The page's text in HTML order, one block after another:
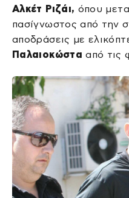
Αλκέτ Ριζάι, όπου
πασίγνωστος από την
αποδράσεις με
Παλαιοκώστα από τις